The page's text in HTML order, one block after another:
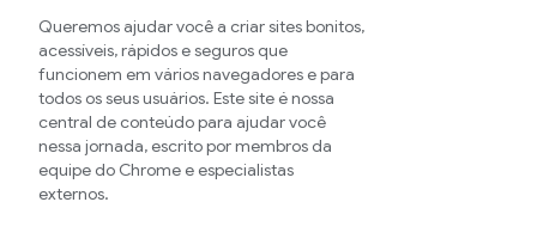
Queremos ajudar você a criar sites bonitos,
acessíveis, rápidos e seguros que
funcionem em vários navegadores e para
todos os seus usuários. Este site é nossa
central de conteúdo para ajudar você
nessa jornada, escrito por membros da
equipe do Chrome e especialistas
externos.